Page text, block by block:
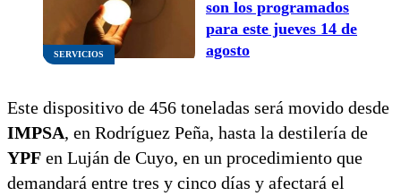
SERVICIOS
son los programados
para este jueves 14 de
agosto
Este dispositivo de 456 toneladas será movido desde
IMPSA, en Rodríguez Peña, hasta la destilería de
YPF en Luján de Cuyo, en un procedimiento que
demandará entre tres y cinco días y afectará el